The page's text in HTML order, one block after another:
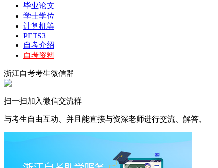
毕业论文
学士学位
计算机等
PETS3
自考介绍
自考资料
浙江自考考生微信群
扫一扫加入微信交流群
与考生自由互动、并且能直接与资深老师进行交流、解答。